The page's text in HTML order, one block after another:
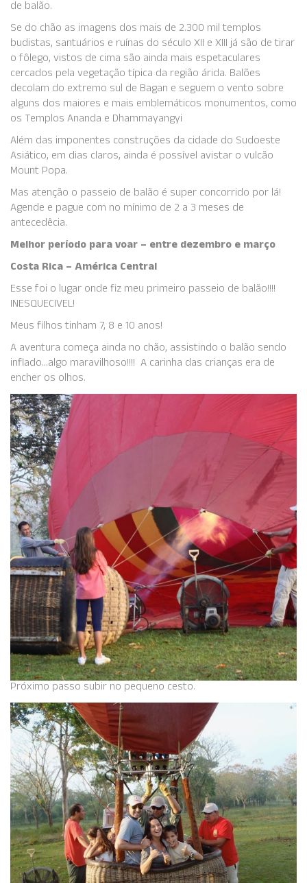
de balão.
Se do chão as imagens dos mais de 2.300 mil templos
budistas, santuários e ruínas do século XII e XIII já são de tirar
o fôlego, vistos de cima são ainda mais espetaculares
cercados pela vegetação típica da região árida. Balões
decolam do extremo sul de Bagan e seguem o vento sobre
alguns dos maiores e mais emblemáticos monumentos, como
os Templos Ananda e Dhammayangyi
Além das imponentes construções da cidade do Sudoeste
Asiático, em dias claros, ainda é possível avistar o vulcão
Mount Popa.
Mas atenção o passeio de balão é super concorrido por lá!
Agende e pague com no mínimo de 2 a 3 meses de
antecedêcia.
Melhor período para voar – entre dezembro e março
Costa Rica – América Central
Esse foi o lugar onde fiz meu primeiro passeio de balão!!!!
INESQUECIVEL!
Meus filhos tinham 7, 8 e 10 anos!
A aventura começa ainda no chão, assistindo o balão sendo
inflado…algo maravilhoso!!!! A carinha das crianças era de
encher os olhos.
Próximo passo subir no pequeno cesto.